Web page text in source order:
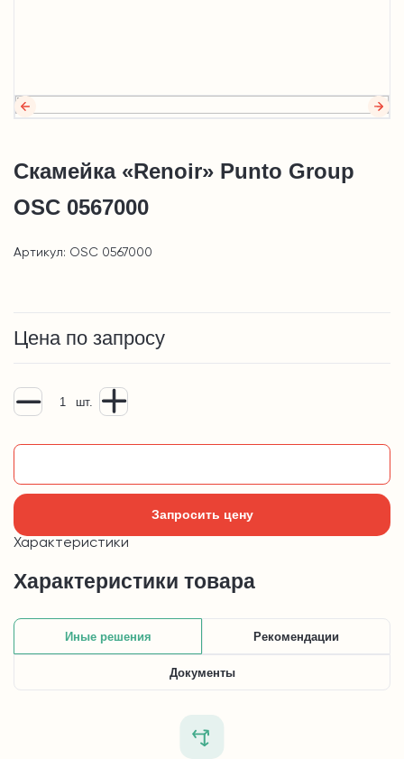
Скамейка «Renoir» Punto Group
OSC 0567000
Артикул: OSC 0567000
Цена по запросу
шт.
Запросить цену
Характеристики
Характеристики товара
Иные решения Рекомендации
Документы